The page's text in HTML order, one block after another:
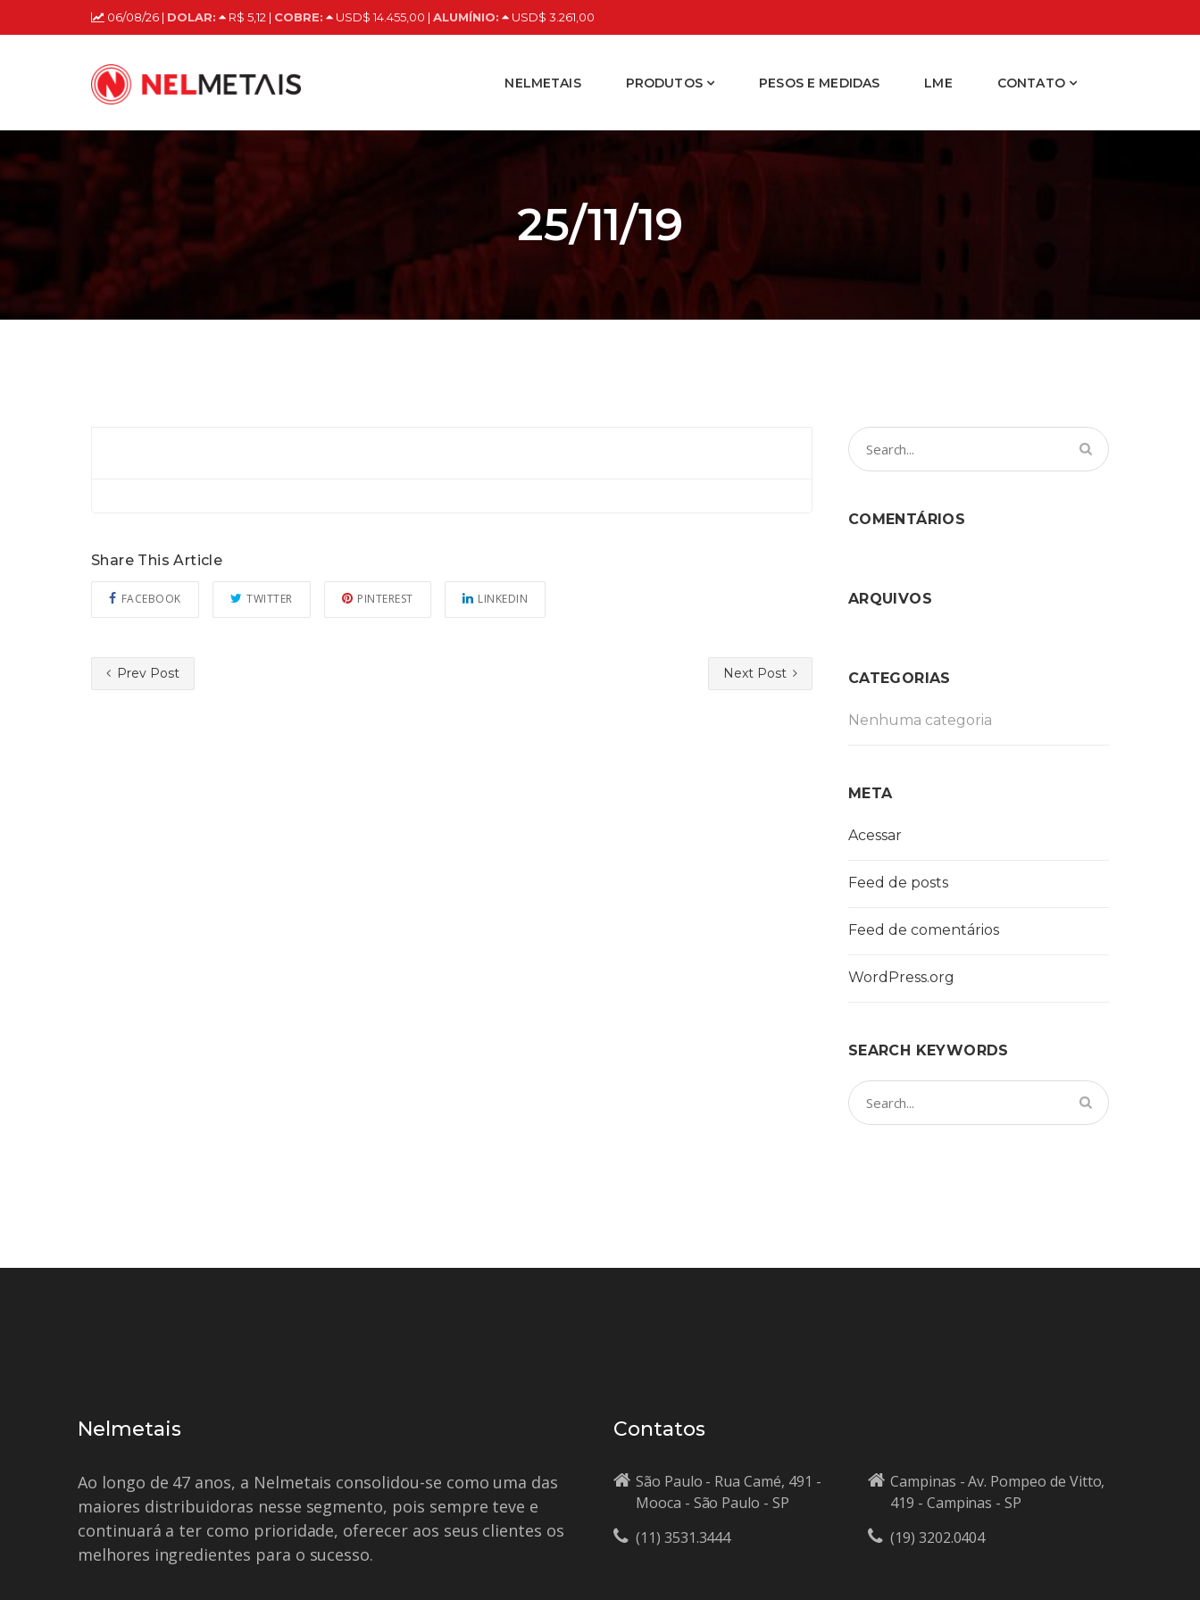
06/08/26 | DOLAR: R$ 5,12 | COBRE: USD$ 14.455,00 | ALUMÍNIO: USD$ 3.261,00
NELMETAIS PRODUTOS PESOS E MEDIDAS LME CONTATO
25/11/19
Share This Article
FACEBOOK TWITTER PINTEREST LINKEDIN
Prev Post Next Post
COMENTÁRIOS
ARQUIVOS
CATEGORIAS
Nenhuma categoria
META
Acessar
Feed de posts
Feed de comentários
WordPress.org
SEARCH KEYWORDS
Nelmetais
Ao longo de 47 anos, a Nelmetais consolidou-se como uma das
maiores distribuidoras nesse segmento, pois sempre teve e
continuará a ter como prioridade, oferecer aos seus clientes os
melhores ingredientes para o sucesso.
Contatos
São Paulo - Rua Camé, 491 -
Mooca - São Paulo - SP
(11) 3531.3444
Campinas - Av. Pompeo de Vitto,
419 - Campinas - SP
(19) 3202.0404